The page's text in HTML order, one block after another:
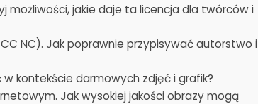
możliwości, jakie daje ta licencja dla twórców i
NC). Jak poprawnie przypisywać autorstwo i
kontekście darmowych zdjęć i grafik?
Jak wysokiej jakości obrazy mogą